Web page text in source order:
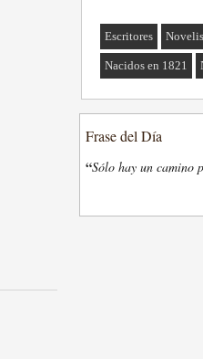
Escritores
Nacidos en 1821
Frase del Día
“Sólo hay un camino